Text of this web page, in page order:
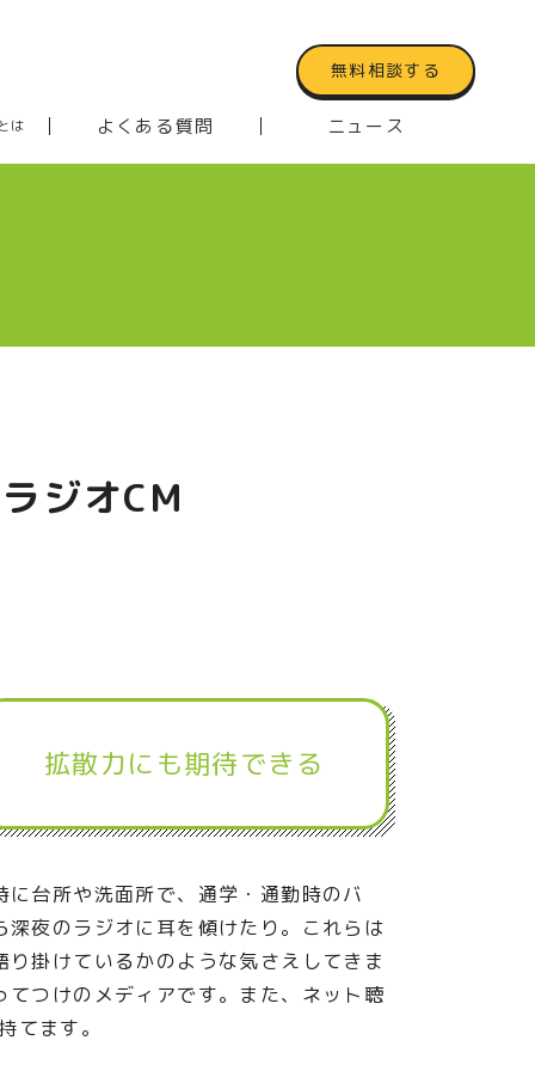
無料相談する
は よくある質問 ニュース
ジオCM
拡散力にも期待できる
台所や洗面所で、通学・通勤時のバ
夜のラジオに耳を傾けたり。これらは
掛けているかのような気さえしてきま
つけのメディアです。また、ネット聴
ます。